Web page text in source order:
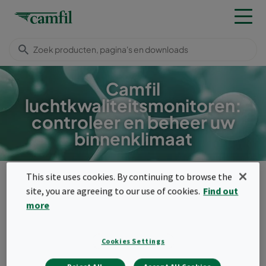
Camfil
luchtkwaliteitsmonitoren:
controleer en beheer uw
binnenklimaat
Producten Moleculaire filters Luchtkwaliteit Monitoren
Menu
Met het luchtkwaliteit monitorsysteem kun
This site uses cookies. By continuing to browse the
site, you are agreeing to our use of cookies. Find out
more
Cookies Settings